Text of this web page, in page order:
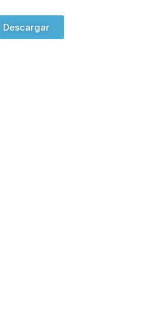
Descargar